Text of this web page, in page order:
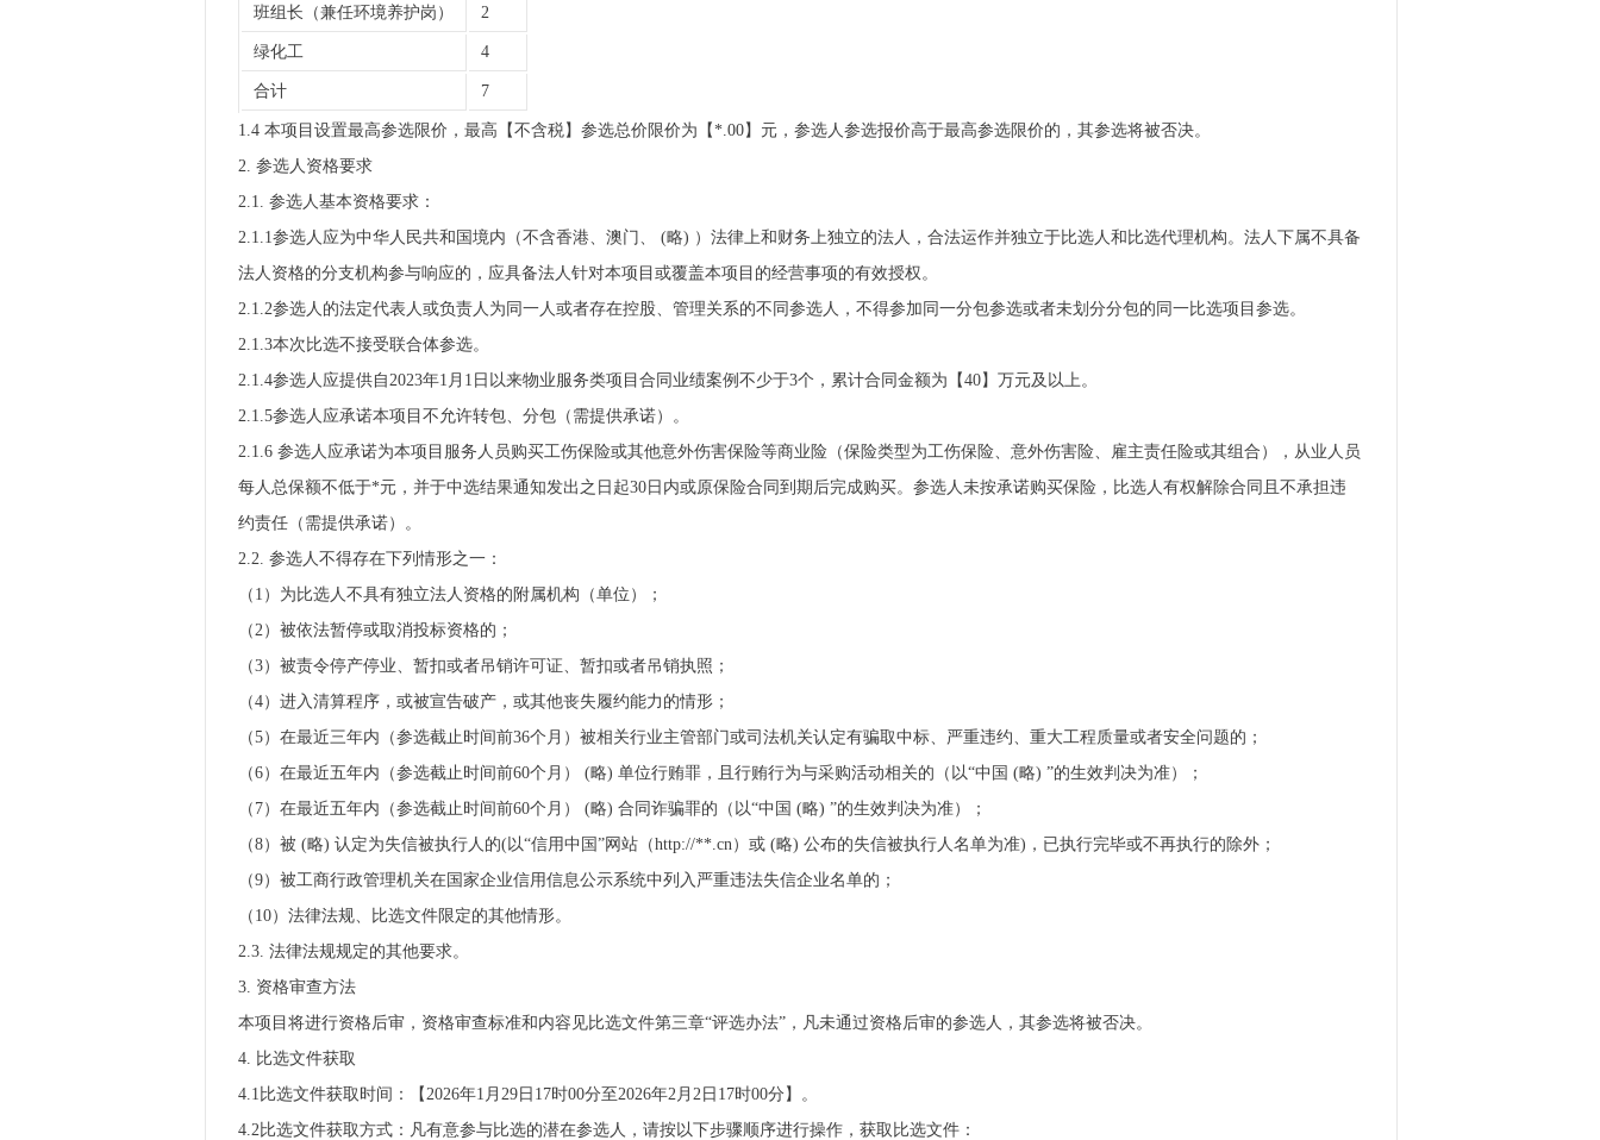
班组长（兼任环境养护岗） 2
绿化工 4
合计 7
1.4 本项目设置最高参选限价，最高【不含税】参选总价限价为【*.00】元，参选人参选报价高于最高参选限价的，其参选将被否决。
2. 参选人资格要求
2.1. 参选人基本资格要求：
2.1.1参选人应为中华人民共和国境内（不含香港、澳门、 (略) ）法律上和财务上独立的法人，合法运作并独立于比选人和比选代理机构。法人下属不具备
法人资格的分支机构参与响应的，应具备法人针对本项目或覆盖本项目的经营事项的有效授权。
2.1.2参选人的法定代表人或负责人为同一人或者存在控股、管理关系的不同参选人，不得参加同一分包参选或者未划分分包的同一比选项目参选。
2.1.3本次比选不接受联合体参选。
2.1.4参选人应提供自2023年1月1日以来物业服务类项目合同业绩案例不少于3个，累计合同金额为【40】万元及以上。
2.1.5参选人应承诺本项目不允许转包、分包（需提供承诺）。
2.1.6 参选人应承诺为本项目服务人员购买工伤保险或其他意外伤害保险等商业险（保险类型为工伤保险、意外伤害险、雇主责任险或其组合），从业人员
每人总保额不低于*元，并于中选结果通知发出之日起30日内或原保险合同到期后完成购买。参选人未按承诺购买保险，比选人有权解除合同且不承担违
约责任（需提供承诺）。
2.2. 参选人不得存在下列情形之一：
（1）为比选人不具有独立法人资格的附属机构（单位）；
（2）被依法暂停或取消投标资格的；
（3）被责令停产停业、暂扣或者吊销许可证、暂扣或者吊销执照；
（4）进入清算程序，或被宣告破产，或其他丧失履约能力的情形；
（5）在最近三年内（参选截止时间前36个月）被相关行业主管部门或司法机关认定有骗取中标、严重违约、重大工程质量或者安全问题的；
（6）在最近五年内（参选截止时间前60个月） (略) 单位行贿罪，且行贿行为与采购活动相关的（以“中国 (略) ”的生效判决为准）；
（7）在最近五年内（参选截止时间前60个月） (略) 合同诈骗罪的（以“中国 (略) ”的生效判决为准）；
（8）被 (略) 认定为失信被执行人的(以“信用中国”网站（http://**.cn）或 (略) 公布的失信被执行人名单为准)，已执行完毕或不再执行的除外；
（9）被工商行政管理机关在国家企业信用信息公示系统中列入严重违法失信企业名单的；
（10）法律法规、比选文件限定的其他情形。
2.3. 法律法规规定的其他要求。
3. 资格审查方法
本项目将进行资格后审，资格审查标准和内容见比选文件第三章“评选办法”，凡未通过资格后审的参选人，其参选将被否决。
4. 比选文件获取
4.1比选文件获取时间：【2026年1月29日17时00分至2026年2月2日17时00分】。
4.2比选文件获取方式：凡有意参与比选的潜在参选人，请按以下步骤顺序进行操作，获取比选文件：